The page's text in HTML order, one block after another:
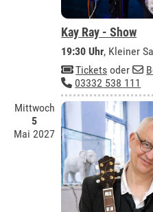
Kay Ray - Show
19:30 Uhr, Kleiner
Tickets oder
03332 538 111
Mittwoch
5
Mai 2027